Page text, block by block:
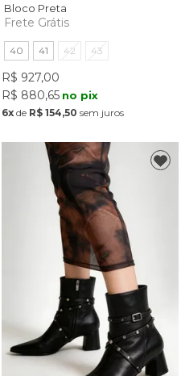
Bloco Preta
Frete Grátis
40 41 42 43
R$ 927,00
R$ 880,65 no pix
6xde R$ 154,50 sem juros